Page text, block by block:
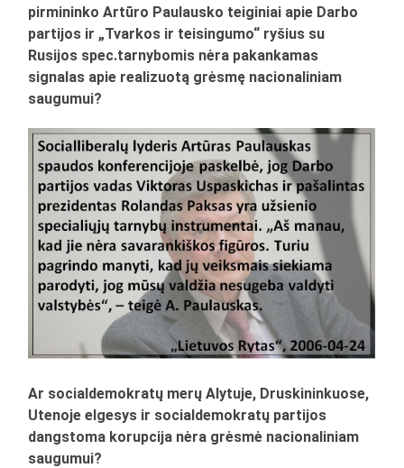
pirmininko Artūro Paulausko teiginiai apie Darbo
partijos ir „Tvarkos ir teisingumo“ ryšius su
Rusijos spec.tarnybomis nėra pakankamas
signalas apie realizuotą grėsmę nacionaliniam
saugumui?
Ar socialdemokratų merų Alytuje, Druskininkuose,
Utenoje elgesys ir socialdemokratų partijos
dangstoma korupcija nėra grėsmė nacionaliniam
saugumui?